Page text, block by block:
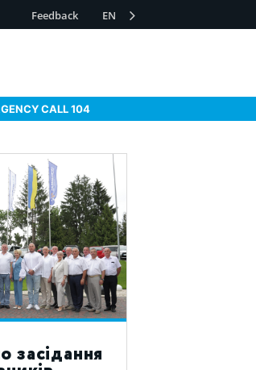
Feedback EN
CALL 104
засідання